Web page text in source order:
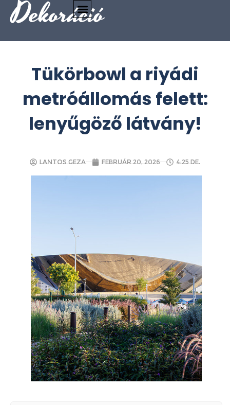
Dekoráció
Tükörbowl a riyádi
metróállomás felett:
lenyűgöző látvány!
Lantos Geza február 20, 2026 4:25 de.